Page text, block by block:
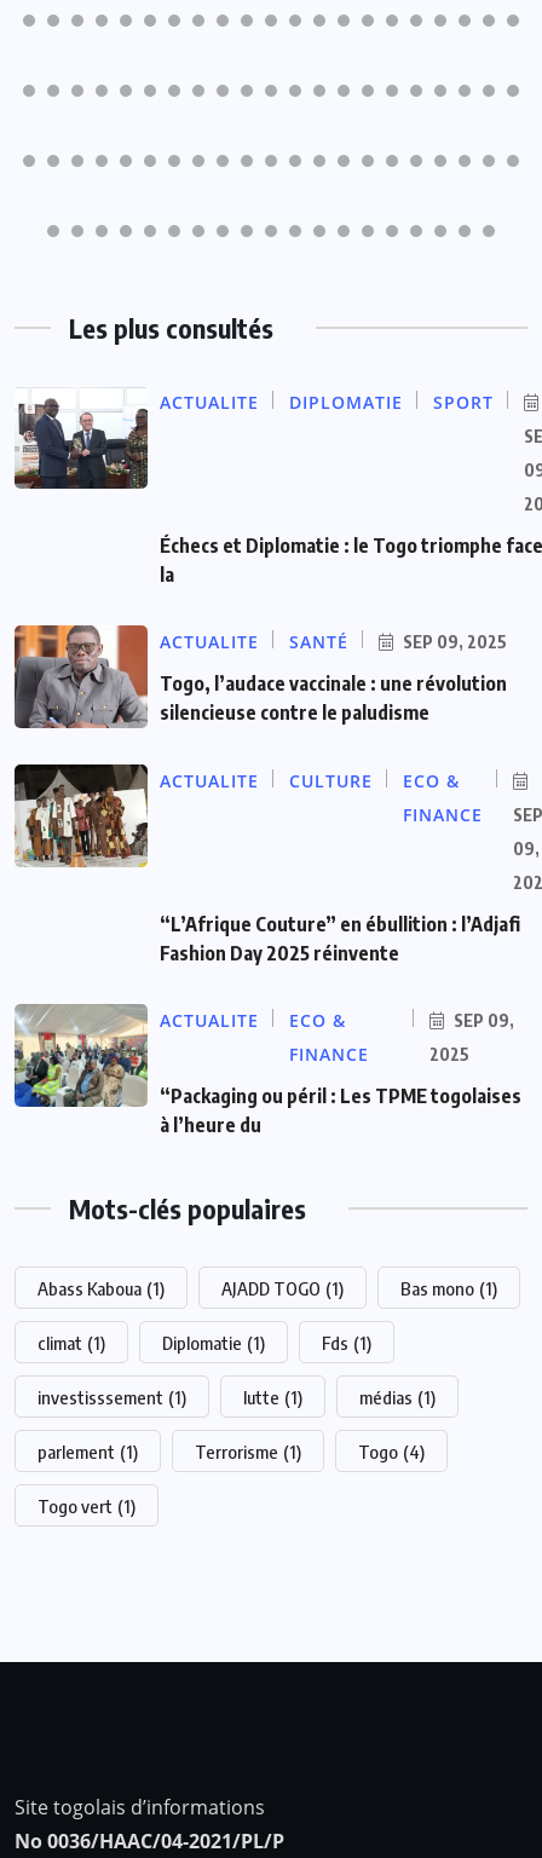
Les plus consultés
ACTUALITE DIPLOMATIE SPORT
Échecs et Diplomatie : le Togo triomphe
la
ACTUALITE SANTÉ SEP 09, 2025
Togo, l’audace vaccinale : une révolution
silencieuse contre le paludisme
ACTUALITE CULTURE
ECO &
FINANCE
SEP
09,
“L’Afrique Couture” en ébullition : l’Adjafi
Fashion Day 2025 réinvente
ACTUALITE
ECO &
FINANCE
SEP 09,
2025
“Packaging ou péril : Les TPME togolaises
à l’heure du
Mots-clés populaires
Abass Kaboua (1) AJADD TOGO (1) Bas mono (1)
climat (1) Diplomatie (1) Fds (1)
investisssement (1) lutte (1) médias (1)
parlement (1) Terrorisme (1) Togo (4)
Togo vert (1)
Site togolais d’informations
No 0036/HAAC/04-2021/PL/P